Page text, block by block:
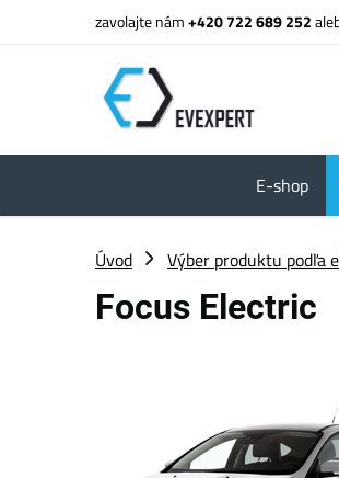
zavolajte nám+420 722 689 252
E-shop
Úvod Výber produktu podľa
Focus Electric